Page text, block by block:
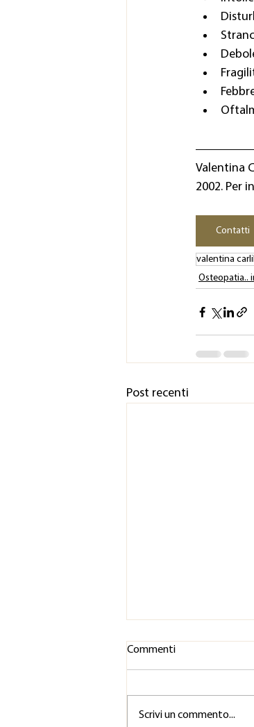
Valentina
2002. Per
Contatti
valentina
Osteopatia..
Post recenti
Commenti
Scrivi un commento...